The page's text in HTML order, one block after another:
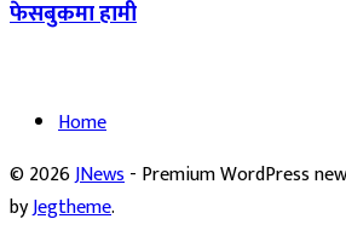
फेसबुकमा हामी
Home
© 2026JNews- Premium WordPress
byJegtheme.